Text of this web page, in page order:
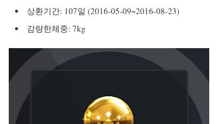
상환기간: 107일 (2016-05-09~2016-08-23)
감량한체중: 7kg